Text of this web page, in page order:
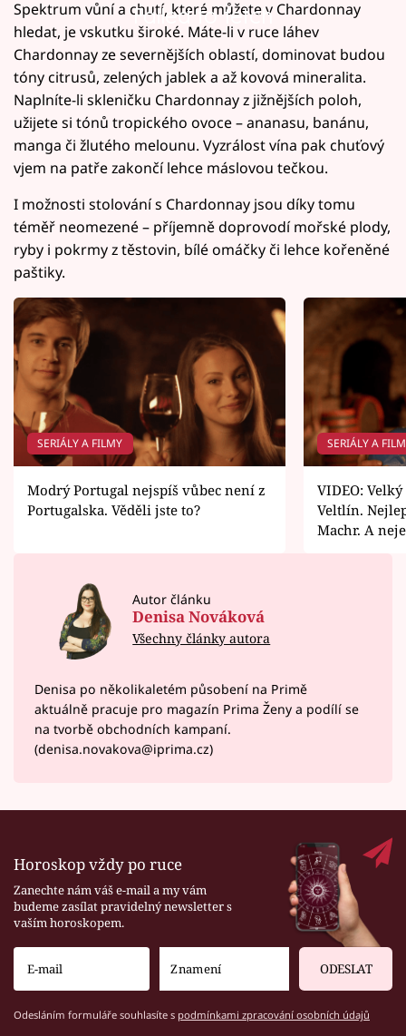
Failed to fetch
Spektrum vůní a chutí, které můžete v Chardonnay
hledat, je vskutku široké. Máte-li v ruce láhev
Chardonnay ze severnějších oblastí, dominovat budou
tóny citrusů, zelených jablek a až kovová mineralita.
Naplníte-li skleničku Chardonnay z jižnějších poloh,
užijete si tónů tropického ovoce – ananasu, banánu,
manga či žlutého melounu. Vyzrálost vína pak chuťový
vjem na patře zakončí lehce máslovou tečkou.
I možnosti stolování s Chardonnay jsou díky tomu
téměř neomezené – příjemně doprovodí mořské plody,
ryby i pokrmy z těstovin, bílé omáčky či lehce kořeněné
paštiky.
SERIÁLY A FILMY
Modrý Portugal nejspíš vůbec není z
Portugalska. Věděli jste to?
SERIÁLY A
VIDEO:
Veltlín.
Machr. A
Autor článku
Denisa Nováková
Všechny články autora
Denisa po několikaletém působení na Primě
aktuálně pracuje pro magazín Prima Ženy a podílí se
na tvorbě obchodních kampaní.
(denisa.novakova@iprima.cz)
Horoskop vždy po ruce
Zanechte nám váš e-mail a my vám
budeme zasílat pravidelný newsletter s
vaším horoskopem.
ODESLAT
Odesláním formuláře souhlasíte s podmínkami zpracování osobních údajů